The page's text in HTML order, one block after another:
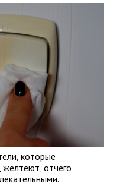
которые
отчего